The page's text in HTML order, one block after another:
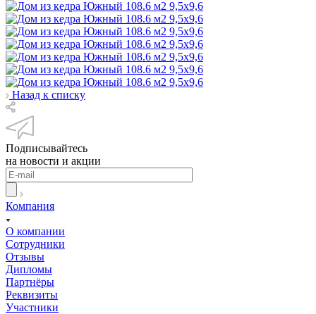
Назад к списку
Подписывайтесь
на новости и акции
Компания
О компании
Сотрудники
Отзывы
Дипломы
Партнёры
Реквизиты
Участники